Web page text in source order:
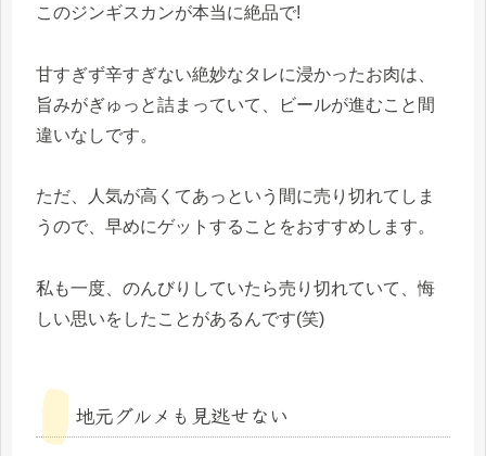
このジンギスカンが本当に絶品で!
甘すぎず辛すぎない絶妙なタレに浸かったお肉は、
旨みがぎゅっと詰まっていて、ビールが進むこと間
違いなしです。
ただ、人気が高くてあっという間に売り切れてしま
うので、早めにゲットすることをおすすめします。
私も一度、のんびりしていたら売り切れていて、悔
しい思いをしたことがあるんです(笑)
地元グルメも見逃せない